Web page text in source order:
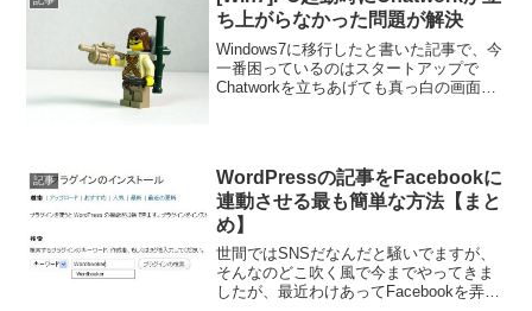
ン...
ち上がらなかった問題が解決
Windows7に移行したと書いた記事で、今
一番困っているのはスタートアップで
Chatworkを立ちあげても真っ白の画面が
記事
WordPressの記事をFacebookに
連動させる最も簡単な方法【まと
め】
世間ではSNSだなんだと騒いでますが、
そんなのどこ吹く風で今までやってきま
したが、最近わけあってFacebookを弄っ